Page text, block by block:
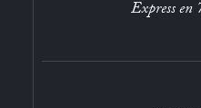
Express en